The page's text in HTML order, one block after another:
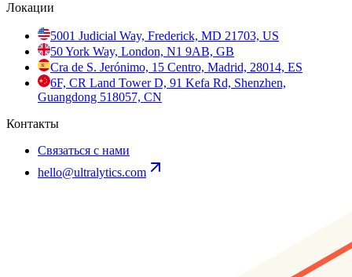
Локации
5001 Judicial Way, Frederick, MD 21703, US
50 York Way, London, N1 9AB, GB
Cra de S. Jerónimo, 15 Centro, Madrid, 28014, ES
6F, CR Land Tower D, 91 Kefa Rd, Shenzhen,
Guangdong 518057, CN
Контакты
Связаться с нами
hello@ultralytics.com